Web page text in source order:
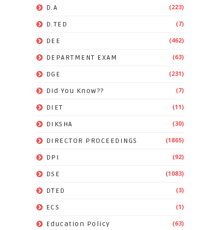
D.A (223)
D.TED (7)
DEE (462)
DEPARTMENT EXAM (63)
DGE (231)
Did You Know?? (7)
DIET (11)
DIKSHA (30)
DIRECTOR PROCEEDINGS (1865)
DPI (92)
DSE (1083)
DTED (3)
ECS (1)
Education Policy (63)